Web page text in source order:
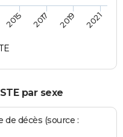
2015 2017 2019 2021
par sexe
décès (source :